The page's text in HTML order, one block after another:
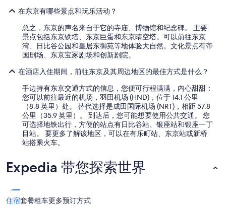
在东京有哪些景点和玩乐活动？
总之，东京的声名来自于它的寺庙、博物馆和纪念碑。 主要
景点包括东京铁塔、东京巨蛋和东京晴空塔。可以前往东京
湾、日比谷公园和皇居东御苑等地体验大自然。文化景点有帝
国剧场、东京宝冢剧场和创新剧院。
在酒店入住期间，前往东京及其周边地区的最佳方式是什么？
手边持有东京交通方式的信息，您便可行程满满，内心甜甜：
您可以前往最近的机场，羽田机场 (HND)，位于 14.1 公里
（8.8 英里）处。 替代选择是成田国际机场 (NRT)，相距 57.8
公里（35.9 英里）。 到达后，您可能想要使用公共交通。 您
可选择地铁出行，方便的站点有日比谷站、银座站和银座一丁
目站。 要更多了解该地区，可以在有乐町站、东京站或新桥
站搭乘火车。
Expedia 带您探索世界
住宿套餐租车更多预订方式